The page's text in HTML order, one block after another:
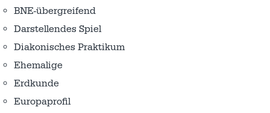
BNE-übergreifend
Darstellendes Spiel
Diakonisches Praktikum
Ehemalige
Erdkunde
Europaprofil